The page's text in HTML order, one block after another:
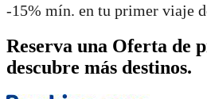
-15% mín. en tu primer viaje
Reserva una Oferta de
descubre más destinos.